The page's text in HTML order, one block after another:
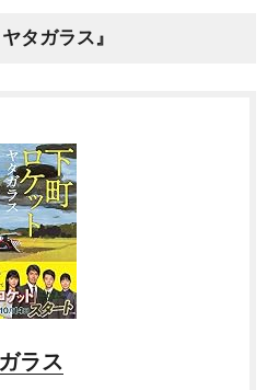
タガラス』
ラス